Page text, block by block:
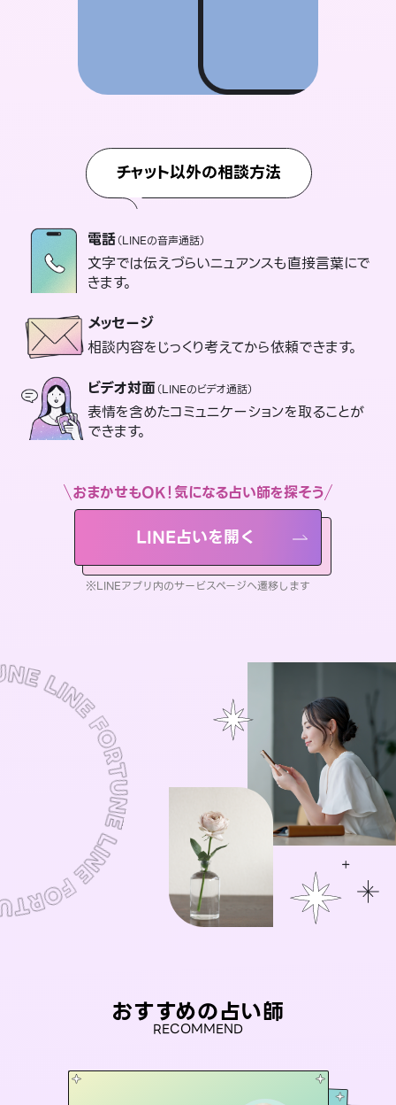
チャット以外の相談方法
電話（LINEの音声通話）
文字では伝えづらいニュアンスも直接言葉にで
きます。
メッセージ
相談内容をじっくり考えてから依頼できます。
ビデオ対面（LINEのビデオ通話）
表情を含めたコミュニケーションを取ることが
できます。
おまかせもOK！気になる占い師を探そう
LINE占いを開く
※LINEアプリ内のサービスページへ遷移します
おすすめの占い師
RECOMMEND